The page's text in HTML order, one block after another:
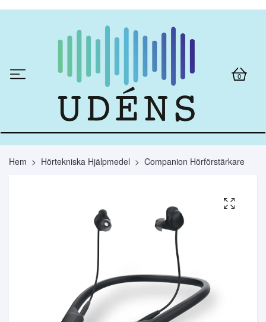
0
Hem Hörtekniska Hjälpmedel Companion Hörförstärkare